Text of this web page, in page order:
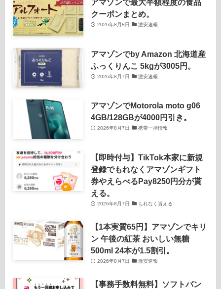
アマゾンで最大半額程度の食品
クーポンまとめ。
2026年8月8日 激安速報
アマゾンでby Amazon 北海道産
ふっくりんこ 5kgが3005円。
2026年8月7日 激安速報
アマゾンでMotorola moto g06
4GB/128GBが4000円引き。
2026年8月7日 携帯一括情報
【即時付与】TikTok本家に新規
登録でもれなくアマゾンギフト
券やえらべるPay8250円分が貰
える。
2026年8月7日 もれなく貰える
【1本実質65円】アマゾンでキリ
ン 午後の紅茶 おいしい無糖
500ml 24本が1.5割引。
2026年8月7日 激安速報
【事務手数料無料】ソフトバン